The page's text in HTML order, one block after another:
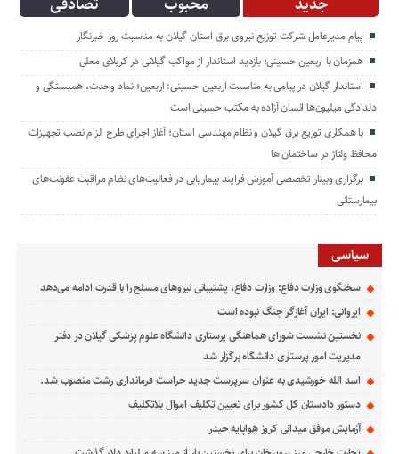
پیام مدیرعامل شركت توزیع نیروی برق استان گیلان به مناسبت روز خبرنگار ‌
همزمان با اربعین حسینی؛ بازدید استاندار از مواکب گیلانی در کربلای معلی
استاندار گیلان در پیامی به مناسبت اربعین حسینی: اربعین؛ نماد وحدت، همبستگی و
دلدادگی میلیون‌ها انسان آزاده به مکتب حسینی است
با همکاری توزیع برق گیلان و نظام مهندسی استان؛ آغاز اجرای طرح الزام نصب تجهیزات
محافظ ولتاژ در ساختمان ها
برگزاری وبینار تخصصی آموزش فرایند بیماریابی در فعالیت‌های نظام مراقبت عفونت‌های
بیمارستانی
سیاسی
سخنگوی وزارت دفاع: وزارت دفاع، پشتیبانی نیرو‌های مسلح را با قدرت ادامه می‌دهد
ایروانی: ایران آغازگر جنگ نبوده است
نخستین نشست شورای هماهنگی پرستاری دانشگاه علوم پزشکی گیلان در دفتر
مدیریت امور پرستاری دانشگاه برگزار شد
اسد الله خورشیدی به عنوان سرپرست جدید حراست فرمانداری رشت منصوب شد.
دستور دادستان کل کشور برای تعیین تکلیف اموال بلاتکلیف
آزمایش موفق میدانی کروز هواپایه حیدر